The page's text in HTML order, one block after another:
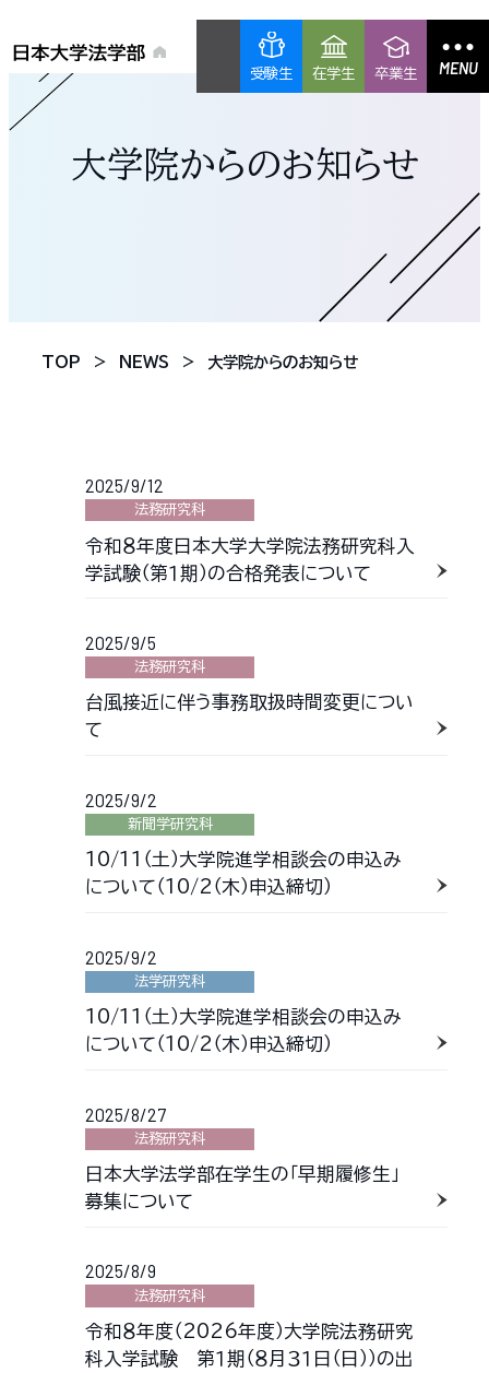
受験生 在学生 卒業生 MENU
大学院からのお知らせ
TOP NEWS 大学院からのお知らせ
2025/9/12
法務研究科
令和８年度日本大学大学院法務研究科入
学試験（第１期）の合格発表について
2025/9/5
法務研究科
台風接近に伴う事務取扱時間変更につい
て
2025/9/2
新聞学研究科
10/11（土）大学院進学相談会の申込み
について（10/2（木）申込締切）
2025/9/2
法学研究科
10/11（土）大学院進学相談会の申込み
について（10/2（木）申込締切）
2025/8/27
法務研究科
日本大学法学部在学生の「早期履修生」
募集について
2025/8/9
法務研究科
令和８年度（2026年度）大学院法務研究
科入学試験 第１期（８月３１日（日））の出